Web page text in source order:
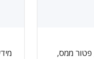
פטור ממס,